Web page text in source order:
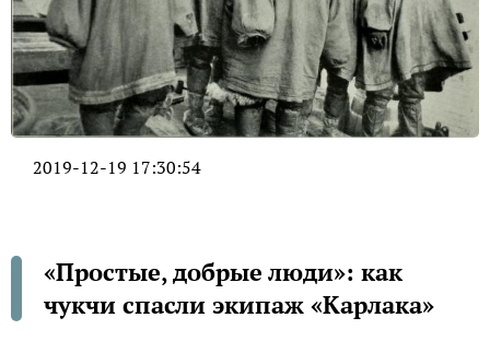
2019-12-19 17:30:54
«Простые, добрые люди»: как
чукчи спасли экипаж «Карлака»